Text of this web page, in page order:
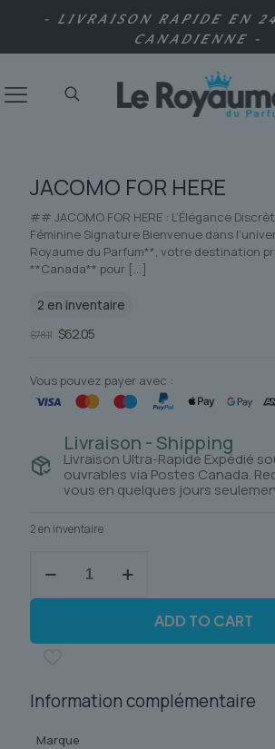
- LIVRAISON RAPIDE EN
CANADIENNE -
JACOMO FOR HERE
## JACOMO FOR HERE : L’Élégance
Féminine Signature Bienvenue dans
Royaume du Parfum**, votre destination
**Canada** pour […]
2 en inventaire
$78.11 Le
était :
$78.11.
$62.05Le
est :
$62.05.
Vous pouvez payer avec :
Livraison - Shipping
Livraison Ultra-Rapide Expédié
ouvrables via Postes Canada.
vous en quelques jours
2 en inventaire
ADD TO CART
Information complémentaire
Marque